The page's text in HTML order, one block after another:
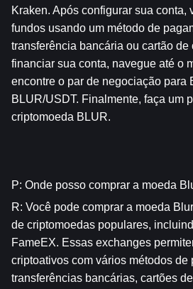
Kraken. Após configurar sua conta,
fundos usando um método de
transferência bancária ou cartão
financiar sua conta, navegue até o
encontre o par de negociação para
BLUR/USDT. Finalmente, faça um
criptomoeda BLUR.
P: Onde posso comprar a moeda
R: Você pode comprar a moeda
de criptomoedas populares,
FameEX. Essas exchanges
criptoativos com vários métodos
transferências bancárias, cartões